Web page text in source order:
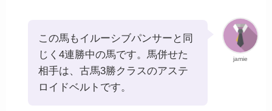
jamie
この馬もイルーシブパンサーと同
じく4連勝中の馬です。馬併せた
相手は、古馬3勝クラスのアステ
ロイドベルトです。